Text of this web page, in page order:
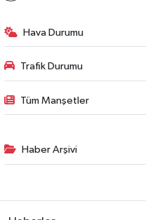
Hava Durumu
Trafik Durumu
Tüm Manşetler
Haber Arşivi